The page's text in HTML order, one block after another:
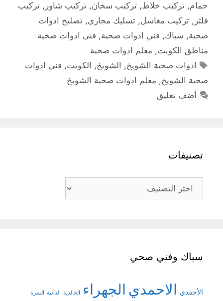
حمام, تركيب خلاط, تركيب سخان, تركيب شاور , تركيب
فلتر , تركيب مغاسل, تسليك مجاري, تصليح ادوات
صحية, سباك, فني ادوات صحية, فني ادوات صحية
مناطق الكويت, معلم ادوات صحية
الوسوم
ادوات صحية الشويخ, الشويخ, الكويت, فني ادوات
صحية الشويخ, معلم ادوات صحية الشويخ
أضف تعليق
تصنيفات
تصنيفات
سباك وفني صحي
الأحمدي الاحمدي الجهراء الخالدية الدعية السرة